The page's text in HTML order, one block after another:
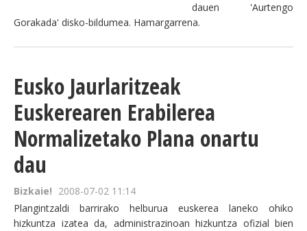
dauen 'Aurtengo
Gorakada' disko-bildumea. Hamargarrena.
Eusko Jaurlaritzeak
Euskerearen Erabilerea
Normalizetako Plana onartu
dau
Bizkaie! 2008-07-02 11:14
Plangintzaldi barrirako helburua euskerea laneko ohiko
hizkuntza izatea da, administrazinoan hizkuntza ofizial bien